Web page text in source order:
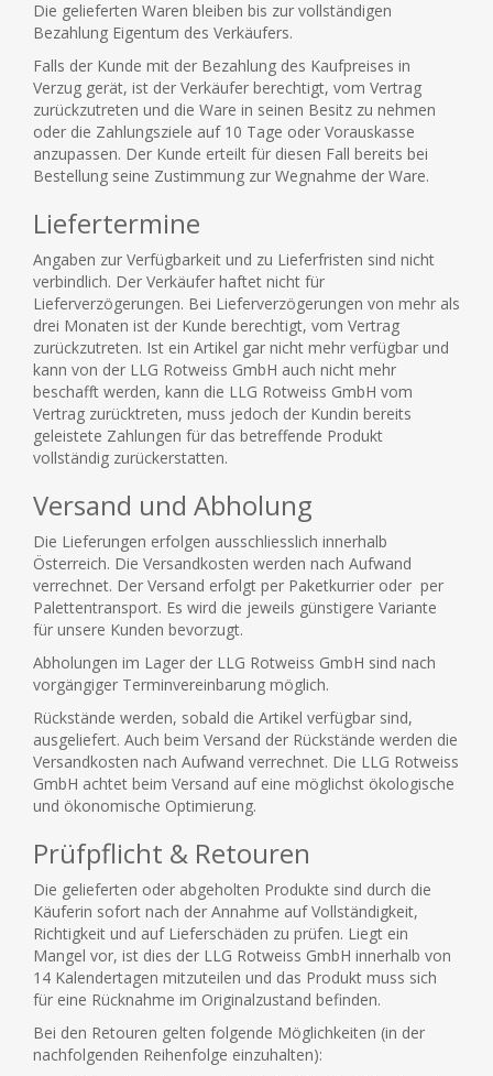
Die gelieferten Waren bleiben bis zur vollständigen
Bezahlung Eigentum des Verkäufers.
Falls der Kunde mit der Bezahlung des Kaufpreises in
Verzug gerät, ist der Verkäufer berechtigt, vom Vertrag
zurückzutreten und die Ware in seinen Besitz zu nehmen
oder die Zahlungsziele auf 10 Tage oder Vorauskasse
anzupassen. Der Kunde erteilt für diesen Fall bereits bei
Bestellung seine Zustimmung zur Wegnahme der Ware.
Liefertermine
Angaben zur Verfügbarkeit und zu Lieferfristen sind nicht
verbindlich. Der Verkäufer haftet nicht für
Lieferverzögerungen. Bei Lieferverzögerungen von mehr als
drei Monaten ist der Kunde berechtigt, vom Vertrag
zurückzutreten. Ist ein Artikel gar nicht mehr verfügbar und
kann von der LLG Rotweiss GmbH auch nicht mehr
beschafft werden, kann die LLG Rotweiss GmbH vom
Vertrag zurücktreten, muss jedoch der Kundin bereits
geleistete Zahlungen für das betreffende Produkt
vollständig zurückerstatten.
Versand und Abholung
Die Lieferungen erfolgen ausschliesslich innerhalb
Österreich. Die Versandkosten werden nach Aufwand
verrechnet. Der Versand erfolgt per Paketkurrier oder per
Palettentransport. Es wird die jeweils günstigere Variante
für unsere Kunden bevorzugt.
Abholungen im Lager der LLG Rotweiss GmbH sind nach
vorgängiger Terminvereinbarung möglich.
Rückstände werden, sobald die Artikel verfügbar sind,
ausgeliefert. Auch beim Versand der Rückstände werden die
Versandkosten nach Aufwand verrechnet. Die LLG Rotweiss
GmbH achtet beim Versand auf eine möglichst ökologische
und ökonomische Optimierung.
Prüfpflicht & Retouren
Die gelieferten oder abgeholten Produkte sind durch die
Käuferin sofort nach der Annahme auf Vollständigkeit,
Richtigkeit und auf Lieferschäden zu prüfen. Liegt ein
Mangel vor, ist dies der LLG Rotweiss GmbH innerhalb von
14 Kalendertagen mitzuteilen und das Produkt muss sich
für eine Rücknahme im Originalzustand befinden.
Bei den Retouren gelten folgende Möglichkeiten (in der
nachfolgenden Reihenfolge einzuhalten):